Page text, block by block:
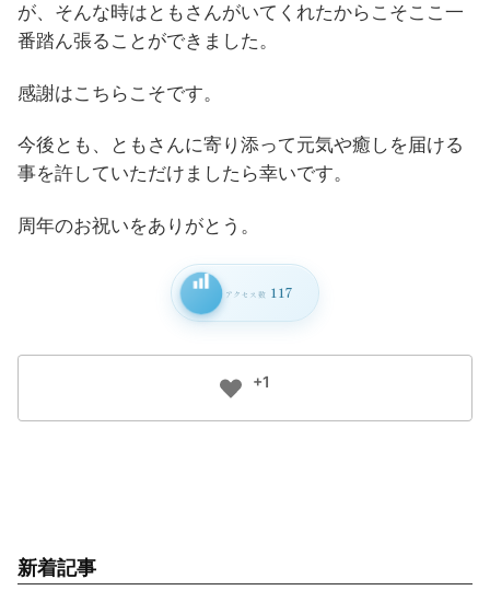
が、そんな時はともさんがいてくれたからこそここ一
番踏ん張ることができました。
感謝はこちらこそです。
今後とも、ともさんに寄り添って元気や癒しを届ける
事を許していただけましたら幸いです。
周年のお祝いをありがとう。
アクセス数 117
+1
新着記事